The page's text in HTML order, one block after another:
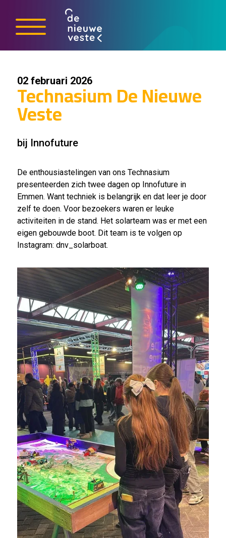
02 februari 2026
Technasium De Nieuwe
Veste
bij Innofuture
De enthousiastelingen van ons Technasium
presenteerden zich twee dagen op Innofuture in
Emmen. Want techniek is belangrijk en dat leer je door
zelf te doen. Voor bezoekers waren er leuke
activiteiten in de stand. Het solarteam was er met een
eigen gebouwde boot. Dit team is te volgen op
Instagram: dnv_solarboat.